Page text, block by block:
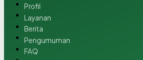
Profil
Layanan
Berita
Pengumuman
FAQ